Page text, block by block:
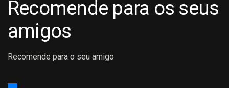
Recomende para os seus
amigos
Recomende para o seu amigo